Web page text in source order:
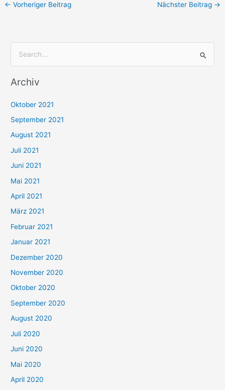
← Vorheriger Beitrag Nächster Beitrag →
c
n
n
a
c
h
:
Archiv
Oktober 2021
September 2021
August 2021
Juli 2021
Juni 2021
Mai 2021
April 2021
März 2021
Februar 2021
Januar 2021
Dezember 2020
November 2020
Oktober 2020
September 2020
August 2020
Juli 2020
Juni 2020
Mai 2020
April 2020